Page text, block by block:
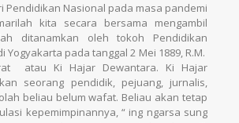
Pendidikan Nasional pada masa pandemi
kita secara bersama mengambil
ditanamkan oleh tokoh Pendidikan
Yogyakarta pada tanggal 2 Mei 1889, R.M.
atau Ki Hajar Dewantara. Ki Hajar
seorang pendidik, pejuang, jurnalis,
beliau belum wafat. Beliau akan tetap
kepemimpinannya, “ ing ngarsa sung